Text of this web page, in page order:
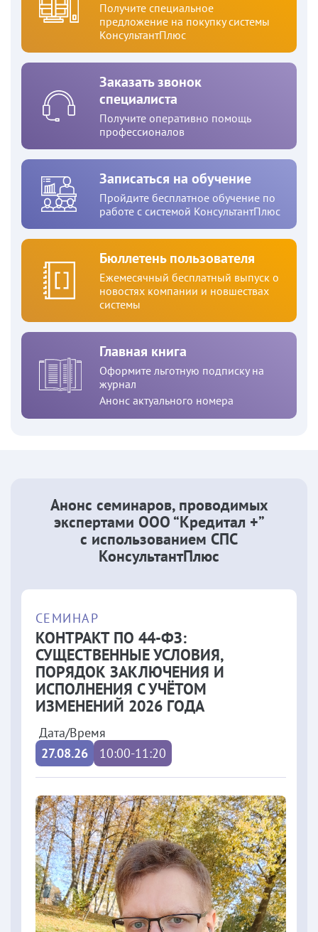
Получите специальное
предложение на покупку системы
КонсультантПлюс
Заказать звонок
специалиста
Получите оперативно помощь
профессионалов
Записаться на обучение
Пройдите бесплатное обучение по
работе с системой КонсультантПлюс
Бюллетень пользователя
Ежемесячный бесплатный выпуск о
новостях компании и новшествах
системы
Главная книга
Оформите льготную подписку на
журнал
Анонс актуального номера
Анонс семинаров, проводимых
экспертами ООО “Кредитал +”
с использованием СПС
КонсультантПлюс
СЕМИНАР
КОНТРАКТ ПО 44-ФЗ:
СУЩЕСТВЕННЫЕ УСЛОВИЯ,
ПОРЯДОК ЗАКЛЮЧЕНИЯ И
ИСПОЛНЕНИЯ С УЧЁТОМ
ИЗМЕНЕНИЙ 2026 ГОДА
Дата/Время
27.08.26
10:00-11:20